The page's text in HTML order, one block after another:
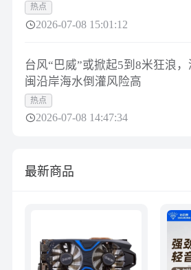
热点
2026-07-08 15:01:12
台风“巴威”或掀起5到8米狂浪，
闽沿岸海水倒灌风险高
热点
2026-07-08 14:47:34
最新商品